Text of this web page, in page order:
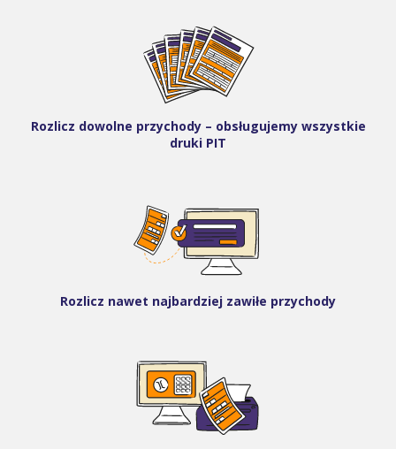
Rozlicz dowolne przychody – obsługujemy wszystkie
druki PIT
Rozlicz nawet najbardziej zawiłe przychody